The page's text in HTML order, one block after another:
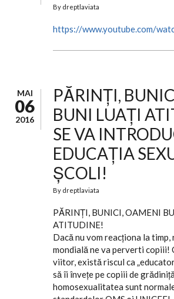
By dreptlaviata
https://www.youtube.com/
MAI
06
2016
PĂRINȚI,
BUNI LUAȚI
SE VA
EDUCAȚIA
ȘCOLI!
By dreptlaviata
PĂRINȚI, BUNICI, OAMENI
ATITUDINE!
Dacă nu vom reacţiona la
mondială ne va perverti copiii!
viitor, există riscul ca
să îi înveţe pe copiii de
homosexualitatea sunt